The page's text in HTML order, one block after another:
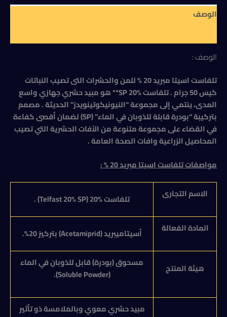
التى
تصيب
جرام
الوصف
الوصف :
تلفاست اسيتا مبريد 20 % للمن والحشرات التى تصيب النباتات
كيس 50 جرام . تلفاست %20 SP** هو مبيد حشري جهازي واسع
المدى، ينتمي إلى مجموعة “النيونيكوتينويدز” الحديثة . مصمم
بتركيبة “بودرة قابلة للذوبان في الماء” (SP) لضمان أقصى كفاءة
في القضاء على مجموعة متنوعة من الآفات الحشرية التي تصيب
المحاصيل الزراعية وافات الصحة العامة .
مواصفات تلفاست اسيتا مبريد 20 % :
الاسم التجارى تلفاست %20 ( Telfast 20% SP
) .
المادة الفعالة أسيتاميبريد (Acetamiprid) بتركيز 20%.
هيئة المنتج
مسحوق (بودرة) قابل للذوبان في الماء
(
Soluble Powder
).
مبيد حشري معوي وبالملامسة ذو تأثير